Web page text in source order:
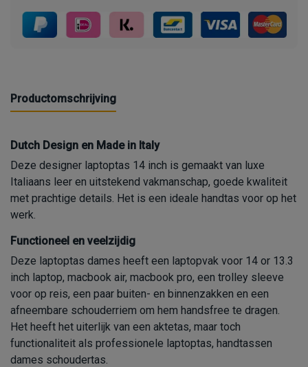
Productomschrijving
Dutch Design en Made in Italy
Deze designer laptoptas 14 inch is gemaakt van luxe
Italiaans leer en uitstekend vakmanschap, goede kwaliteit
met prachtige details. Het is een ideale handtas voor op het
werk.
Functioneel en veelzijdig
Deze laptoptas dames heeft een laptopvak voor 14 or 13.3
inch laptop, macbook air, macbook pro, een trolley sleeve
voor op reis, een paar buiten- en binnenzakken en een
afneembare schouderriem om hem handsfree te dragen.
Het heeft het uiterlijk van een aktetas, maar toch
functionaliteit als professionele laptoptas, handtassen
dames schoudertas.